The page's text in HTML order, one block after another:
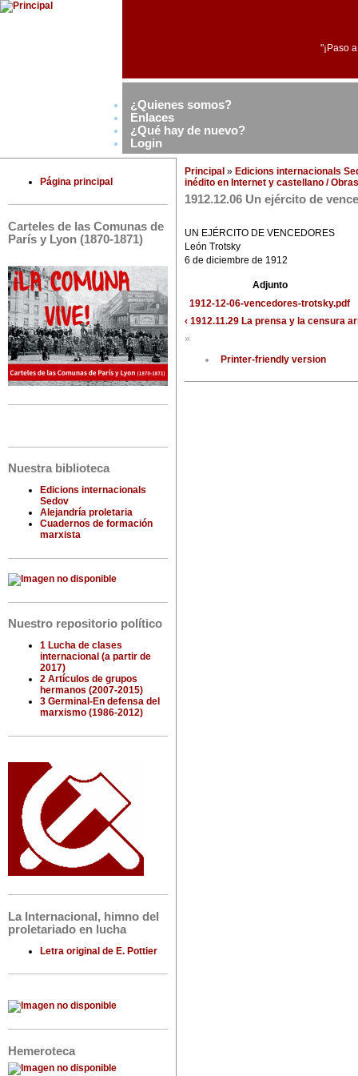
"¡Paso
¿Quienes somos?
Enlaces
¿Qué hay de nuevo?
Login
Página principal
Carteles de las Comunas de
París y Lyon (1870-1871)
Nuestra biblioteca
Edicions internacionals
Sedov
Alejandría proletaria
Cuadernos de formación
marxista
Nuestro repositorio político
1 Lucha de clases
internacional (a partir de
2017)
2 Artículos de grupos
hermanos (2007-2015)
3 Germinal-En defensa del
marxismo (1986-2012)
La Internacional, himno del
proletariado en lucha
Letra original de E. Pottier
Hemeroteca
Principal » Edicions internacionals
inédito en Internet y castellano /
1912.12.06 Un ejército de
UN EJÉRCITO DE VENCEDORES
León Trotsky
6 de diciembre de 1912
Adjunto
1912-12-06-vencedores-trotsky.pdf
‹ 1912.11.29 La prensa y la censura
»
Printer-friendly version